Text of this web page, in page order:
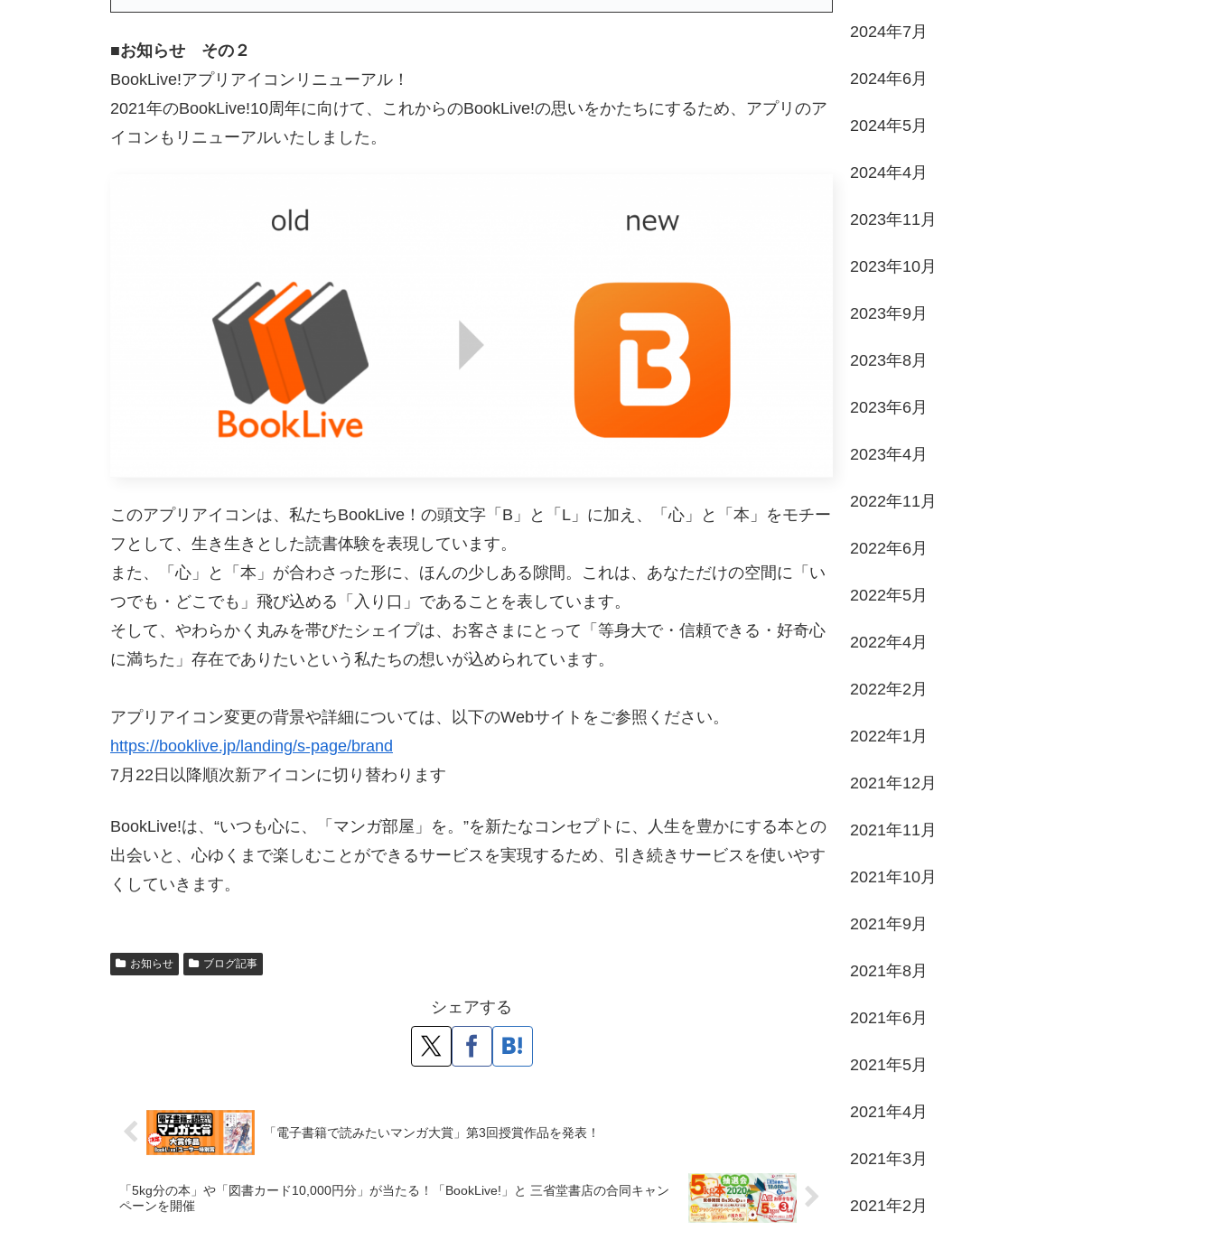
■お知らせ その２
BookLive!アプリアイコンリニューアル！
2021年のBookLive!10周年に向けて、これからのBookLive!の思いをかたちにするため、アプリのア
イコンもリニューアルいたしました。
このアプリアイコンは、私たちBookLive！の頭文字「B」と「L」に加え、「心」と「本」をモチー
フとして、生き生きとした読書体験を表現しています。
また、「心」と「本」が合わさった形に、ほんの少しある隙間。これは、あなただけの空間に「い
つでも・どこでも」飛び込める「入り口」であることを表しています。
そして、やわらかく丸みを帯びたシェイプは、お客さまにとって「等身大で・信頼できる・好奇心
に満ちた」存在でありたいという私たちの想いが込められています。
アプリアイコン変更の背景や詳細については、以下のWebサイトをご参照ください。
https://booklive.jp/landing/s-page/brand
7月22日以降順次新アイコンに切り替わります
BookLive!は、“いつも心に、「マンガ部屋」を。”を新たなコンセプトに、人生を豊かにする本との
出会いと、心ゆくまで楽しむことができるサービスを実現するため、引き続きサービスを使いやす
くしていきます。
お知らせ ブログ記事
シェアする
「電子書籍で読みたいマンガ大賞」第3回授賞作品を発表！
「5kg分の本」や「図書カード10,000円分」が当たる！「BookLive!」と 三省堂書店の合同キャン
ペーンを開催
2024年7月
2024年6月
2024年5月
2024年4月
2023年11月
2023年10月
2023年9月
2023年8月
2023年6月
2023年4月
2022年11月
2022年6月
2022年5月
2022年4月
2022年2月
2022年1月
2021年12月
2021年11月
2021年10月
2021年9月
2021年8月
2021年6月
2021年5月
2021年4月
2021年3月
2021年2月